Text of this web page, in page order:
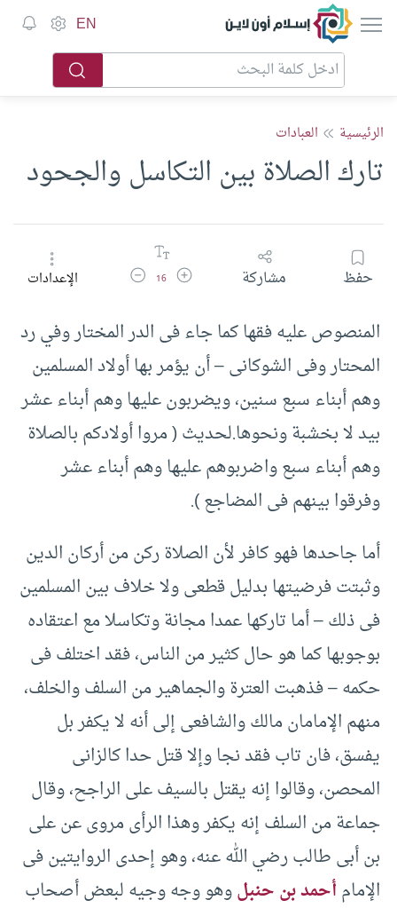
إسلام أون لاين EN
الرئيسية العبادات
تارك الصلاة بين التكاسل والجحود
حفظ مشاركة زيادة حجم الخط
16 تقليل حجم الخطالإعدادات
المنصوص عليه فقها كما جاء فى الدر المختار وفي رد
المحتار وفى الشوكانى – أن يؤمر بها أولاد المسلمين
وهم أبناء سبع سنين، ويضربون عليها وهم أبناء عشر
بيد لا بخشبة ونحوها.لحديث ( مروا أولادكم بالصلاة
وهم أبناء سبع واضربوهم عليها وهم أبناء عشر
وفرقوا بينهم فى المضاجع ).
أما جاحدها فهو كافر لأن الصلاة ركن من أركان الدين
وثبتت فرضيتها بدليل قطعى ولا خلاف بين المسلمين
فى ذلك – أما تاركها عمدا مجانة وتكاسلا مع اعتقاده
بوجوبها كما هو حال كثير من الناس، فقد اختلف فى
حكمه – فذهبت العترة والجماهير من السلف والخلف،
منهم الإمامان مالك والشافعى إلى أنه لا يكفر بل
يفسق، فان تاب فقد نجا وإلا قتل حدا كالزانى
المحصن، وقالوا إنه يقتل بالسيف على الراجح، وقال
جماعة من السلف إنه يكفر وهذا الرأى مروى عن على
بن أبى طالب رضي الله عنه، وهو إحدى الروايتين فى
الإمامأحمد بن حنبلوهو وجه وجيه لبعض أصحاب